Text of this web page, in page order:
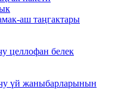
аш таңгактары
целлофан белек
үй жаныбарларынын